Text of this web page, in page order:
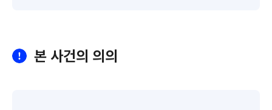
본 사건의 의의